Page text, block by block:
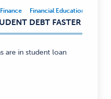
Financial Education
DEBT FASTER
are in student loan